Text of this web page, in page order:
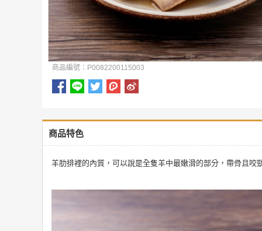
商品編號：P0082200115003
商品特色
羊肋排裡的內質，可以說是全隻羊中最嫩滑的部分，帶骨且咬